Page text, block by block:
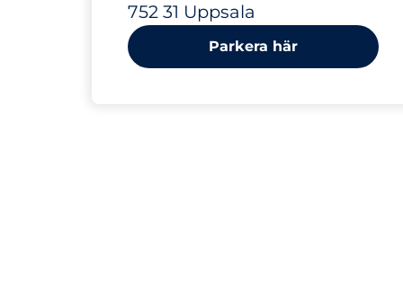
752 31 Uppsala
Parkera här